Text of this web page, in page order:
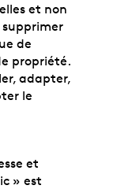
et non
supprimer
de
propriété.
adapter,
le
et
» est